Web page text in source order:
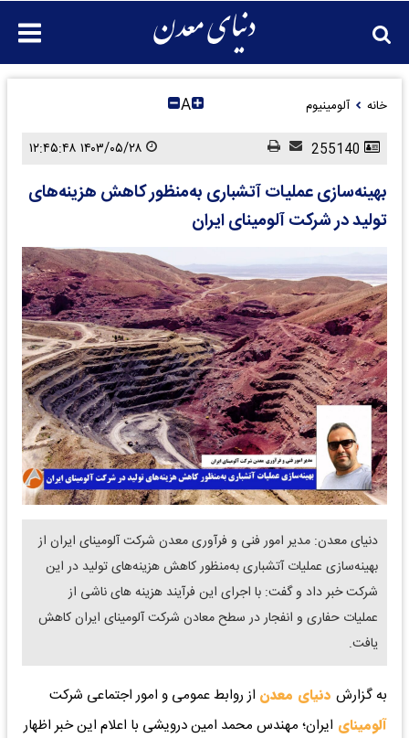
خانه آلومینیوم A
بهینه‌سازی عملیات آتشباری به‌منظور کاهش هزینه‌های
تولید در شرکت آلومینای ایران
دنیای معدن: مدیر امور فنی و فرآوری معدن شرکت آلومینای ایران از
بهینه‌سازی عملیات آتشباری به‌منظور کاهش هزینه‌های تولید در این
شرکت خبر داد و گفت: با اجرای این فرآیند هزینه های ناشی از
عملیات حفاری و انفجار در سطح معادن شرکت آلومینای ایران کاهش
یافت.
به گزارش دنیای معدن از روابط عمومی و امور اجتماعی شرکت
آلومینای ایران؛ مهندس محمد امین درویشی با اعلام این خبر اظهار